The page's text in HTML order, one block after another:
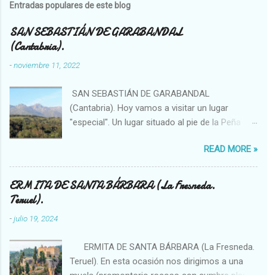
n
t
a
o
s
Entradas populares de este blog
SAN SEBASTIÁN DE GARABANDAL
(Cantabria).
-noviembre 11, 2022
SAN SEBASTIÁN DE GARABANDAL
(Cantabria). Hoy vamos a visitar un lugar
"especial". Un lugar situado al pie de la Peña
se han visto, por ejemplo, bolas de luces que
se introducían en el bosque o fenómenos
OVNIS. La sierra (solo hay que observar el
diversas sensaciones que van desde
placenteras y benévolas a inquietantes y
READ MORE »
ERMITA DE SANTA BÁRBARA (La Fresneda.
Teruel).
-julio 19, 2024
ERMITA DE SANTA BÁRBARA (La Fresneda.
Teruel). En esta ocasión nos dirigimos a una